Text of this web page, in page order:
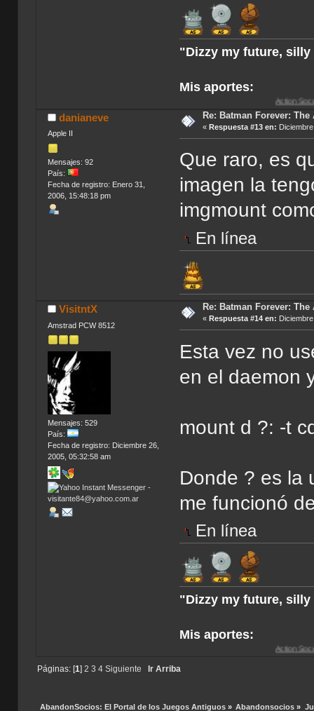
"Dizzy my future, silly
Mis aportes:
Action Soccer [Imagen
danianeve
Apple II
Mensajes: 92
País:
Fecha de registro: Enero 31,
2006, 15:48:18 pm
Re: Batman Forever: The
« Respuesta #13 en:
Que raro, es
imagen la
imgmount
En línea
VisitntX
Amstrad PCW 8512
Mensajes: 529
País:
Fecha de registro: Diciembre 26,
2005, 05:32:58 am
Re: Batman Forever: The
« Respuesta #14 en:
Esta vez no
en el daemon
mount d ?: -t
Donde ? es la
me funcionó
En línea
"Dizzy my future, silly
Mis aportes:
Action Soccer [Imagen
Páginas: [1] 2 3 4 Siguiente Ir Arriba
AbandonSocios: El Portal de los Juegos Antiguos» Abandonsocios »